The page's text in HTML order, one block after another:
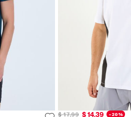
$ 17,99 $ 14,39 -20%